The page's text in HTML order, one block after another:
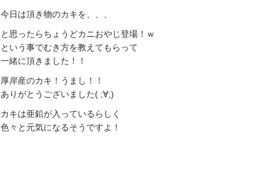
今日は頂き物のカキを、、、
と思ったらちょうどカニおやじ登場！ｗ
という事でむき方を教えてもらって
一緒に頂きました！！
厚岸産のカキ！うまし！！
ありがとうございました( ;∀;)
カキは亜鉛が入っているらしく
色々と元気になるそうですよ！